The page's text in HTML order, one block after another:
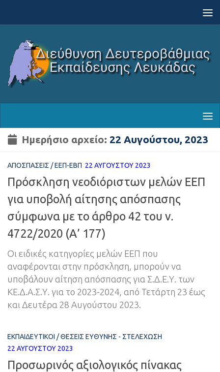
Ημερήσιο αρχείο: 22 Αυγούστου, 2023
ΑΠΟΣΠΆΣΕΙΣ /ΕΕΠ-ΕΒΠ 22 ΑΥΓΟΎΣΤΟΥ 2023
Πρόσκληση νεοδιόριστων μελών ΕΕΠ
για υποβολή αίτησης απόσπασης
σύμφωνα με το άρθρο 42 του ν.
4722/2020 (Α’ 177)
Οι ειδικές κατηγορίες μελών ΕΕΠ που
αναφέρονται στην πρόσκληση, μπορούν να
υποβάλουν αίτηση απόσπασης για Σ.Δ.Ε.Υ. των
ΚΕ.Δ.Α.Σ.Υ. για το 2023-2024, από Τετάρτη 23 έως
και Δευτέρα 28 Αυγούστου 2023.
ΕΚΠΑΙΔΕΥΤΙΚΟΊ /ΘΈΣΕΙΣ ΕΥΘΎΝΗΣ - ΣΤΕΛΈΧΩΣΗ
22 ΑΥΓΟΎΣΤΟΥ 2023
Προσωρινός αξιολογικός πίνακας